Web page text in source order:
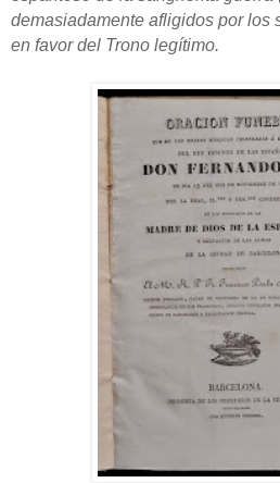
demasiadamente afligidos por los
en favor del Trono legítimo.